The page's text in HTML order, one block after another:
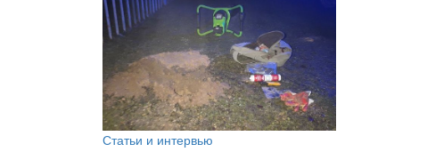
Статьи и интервью